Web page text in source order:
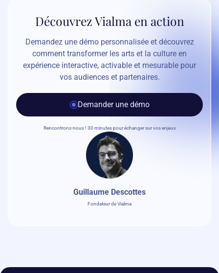
Guillaume Descottes
Fondateur de Vialma
Découvrez Vialma en action
Demandez une démo personnalisée et découvrez
comment transformer les arts et la culture en
expérience interactive, activable et mesurable pour
vos audiences et partenaires.
Demander une démo
Rencontrons-nous ! 30 minutes pour échanger sur vos enjeux